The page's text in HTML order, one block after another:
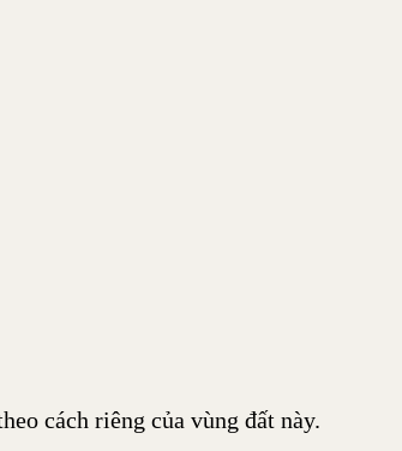
cách riêng của vùng đất này.